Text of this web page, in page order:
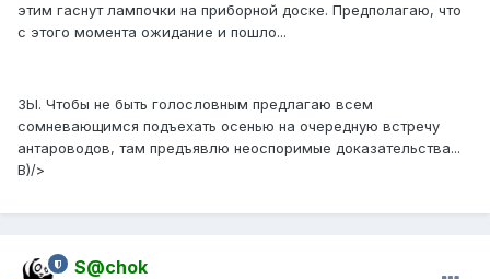
этим гаснут лампочки на приборной доске. Предполагаю, что
с этого момента ожидание и пошло...
ЗЫ. Чтобы не быть голословным предлагаю всем
сомневающимся подъехать осенью на очередную встречу
антароводов, там предъявлю неоспоримые доказательства...
B)/>
S@chok